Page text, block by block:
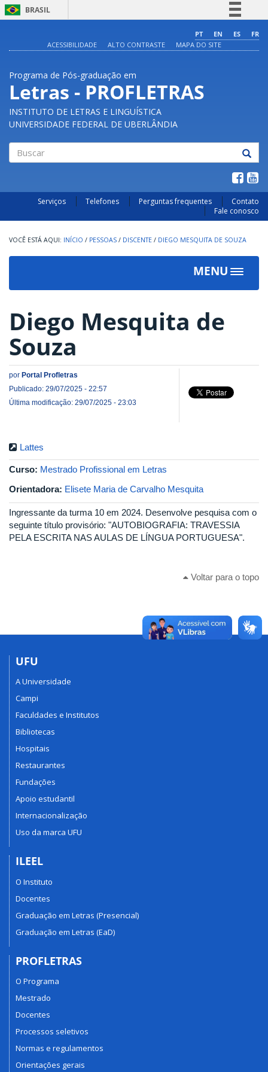
BRASIL
Comunica BR
Legislação
PT EN ES
FR
ACESSIBILIDADE
ALTO CONTRASTE MAPA DO SITE
Programa de Pós-graduação em
Letras - PROFLETRAS
INSTITUTO DE LETRAS E LINGUÍSTICA
UNIVERSIDADE FEDERAL DE UBERLÂNDIA
Serviços Telefones Perguntas frequentes
Contato
Fale conosco
INÍCIO / PESSOAS / DISCENTE / DIEGO MESQUITA DE SOUZA
MENU
Toggle
Diego Mesquita de
Souza
por Portal Profletras
Publicado: 29/07/2025 - 22:57
Última modificação: 29/07/2025 - 23:03
Lattes
Curso: Mestrado Profissional em Letras
Orientadora: Elisete Maria de Carvalho Mesquita
Ingressante da turma 10 em 2024. Desenvolve pesquisa com o
seguinte título provisório: "AUTOBIOGRAFIA: TRAVESSIA
PELA ESCRITA NAS AULAS DE LÍNGUA PORTUGUESA".
Voltar para o topo
UFU
A Universidade
Campi
Faculdades e Institutos
Bibliotecas
Hospitais
Restaurantes
Fundações
Apoio estudantil
Internacionalização
Uso da marca UFU
ILEEL
O Instituto
Docentes
Graduação em Letras (Presencial)
Graduação em Letras (EaD)
PROFLETRAS
O Programa
Mestrado
Docentes
Processos seletivos
Normas e regulamentos
Orientações gerais